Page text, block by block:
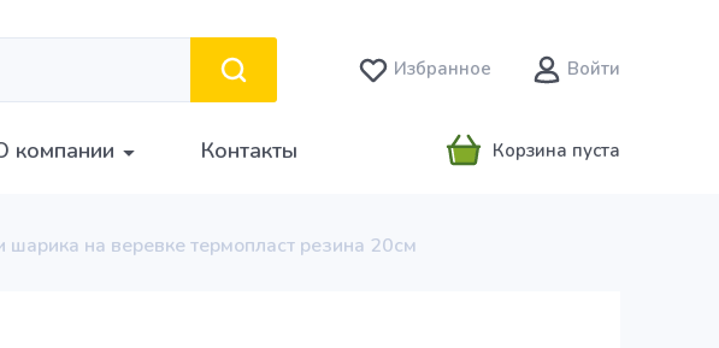
Избранное Войти
компании Контакты Корзина пуста
на веревке термопласт резина 20см